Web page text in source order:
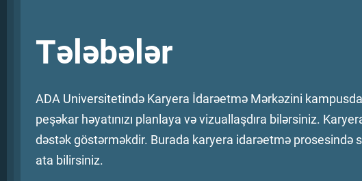
Tələbələr
ADA Universitetində Karyera İdarəetmə Mərkəzini
peşəkar həyatınızı planlaya və vizuallaşdıra bilərsiniz.
dəstək göstərməkdir. Burada karyera idarəetmə prosesində
ata bilirsiniz.